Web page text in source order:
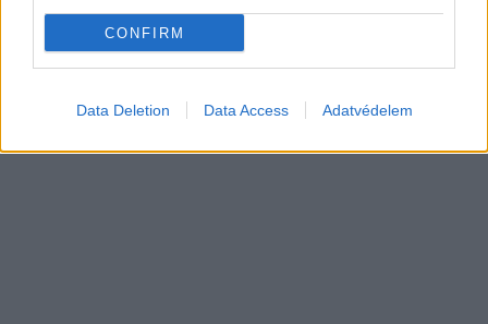
CONFIRM
Data Deletion Data Access Adatvédelem